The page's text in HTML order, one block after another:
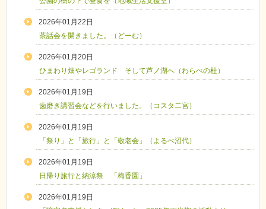
2026年01月22日
茶話会を開きました。（どーむ）
2026年01月20日
ひまわり畑やレゴランド そして芦ノ湖へ（わらべの杜）
2026年01月19日
歯磨き講習会などを行いました。（コスタ二宮）
2026年01月19日
「祭り」と「旅行」と「敬老会」（よるべ沼代）
2026年01月19日
日帰り旅行と納涼祭 「梅香園」
2026年01月19日